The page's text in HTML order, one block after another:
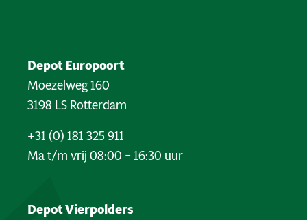
Depot Europoort
Moezelweg 160
3198 LS Rotterdam
+31 (0) 181 325 911
Ma t/m vrij 08:00 – 16:30 uur
Depot Vierpolders